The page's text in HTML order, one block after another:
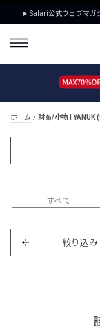
Safari公式ウェブマガ
ホーム 財布/小物 | YANUK
すべて
絞り込み